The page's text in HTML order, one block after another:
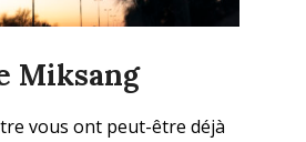
Miksang
vous ont peut-être déjà